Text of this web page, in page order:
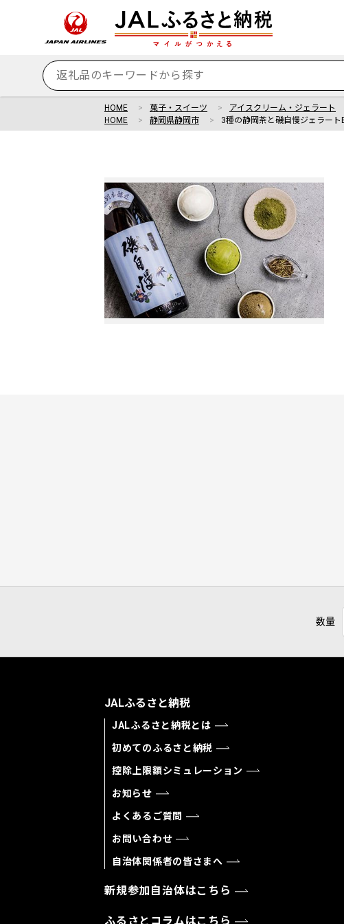
HOME 菓子・スイーツ アイスクリーム・ジェラート
HOME
静岡県静岡市 3種の静岡茶と磯自慢ジェラー
数量
JALふるさと納税
JALふるさと納税とは
初めてのふるさと納税
控除上限額シミュレーション
お知らせ
よくあるご質問
お問い合わせ
自治体関係者の皆さまへ
新規参加自治体はこちら
ふるさとコラムはこちら